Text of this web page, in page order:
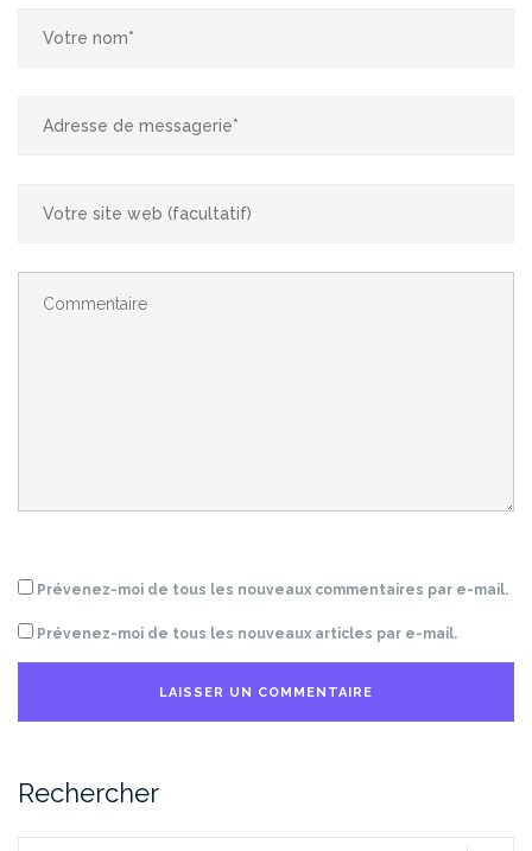
Prévenez-moi de tous les nouveaux commentaires par e-mail.
Prévenez-moi de tous les nouveaux articles par e-mail.
Rechercher